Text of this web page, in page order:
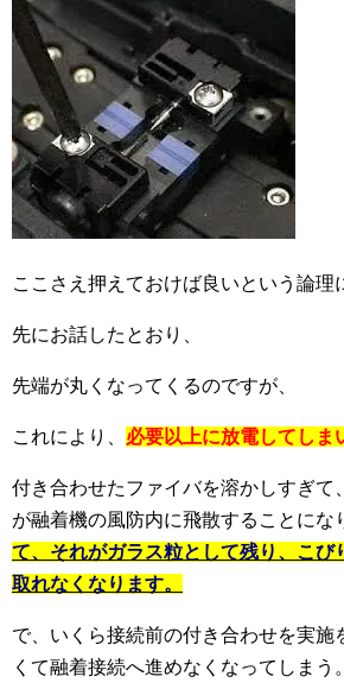
ここさえ押えておけば良いという論理
先にお話したとおり、
先端が丸くなってくるのですが、
これにより、 必要以上に放電してしま
付き合わせたファイバを溶かしすぎて
が融着機の風防内に飛散することにな
て、それがガラス粒として残り、こび
取れなくなります。
で、いくら接続前の付き合わせを実施
くて融着接続へ進めなくなってしまう。